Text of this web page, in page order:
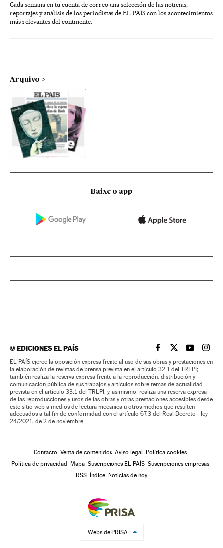
Cada semana en tu cuenta de correo una selección de las noticias,
reportajes y análisis de los periodistas de EL PAÍS con los acontecimientos
más relevantes del continente.
Arquivo
Baixe o app
©EDICIONES EL PAÍS EL PAÍS BRASIL EN
EL PAÍSEL PAÍS
EL
EL PAÍS ejerce la oposición expresa frente al uso de sus obras y prestaciones en
la elaboración de revistas de prensa prevista en el artículo 32.1 del TRLPI;
también realiza la reserva expresa frente a la reproducción, distribución y
comunicación pública de sus trabajos y artículos sobre temas de actualidad
prevista en el artículo 33.1 del TRLPI; y, asimismo, realiza una reserva expresa
de las reproducciones y usos de las obras y otras prestaciones accesibles desde
este sitio web a medios de lectura mecánica u otros medios que resulten
adecuados a tal fin de conformidad con el artículo 67.3 del Real Decreto - ley
24/2021, de 2 de noviembre
Contacto Venta de contenidos Aviso legal Política cookies
Política de privacidad Mapa Suscripciones EL PAÍS Suscripciones empresas
RSS Índice Noticias de hoy
Webs de PRISA